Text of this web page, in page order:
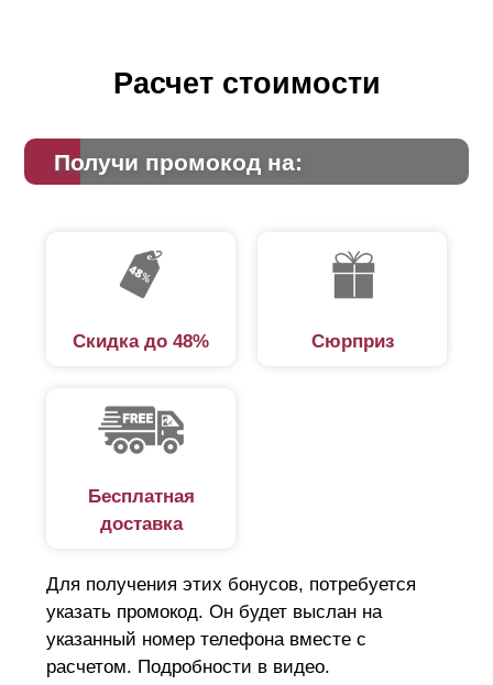
Расчет стоимости
Получи промокод на:
Скидка до 48% Сюрприз
Бесплатная
доставка
Для получения этих бонусов, потребуется
указать промокод. Он будет выслан на
указанный номер телефона вместе с
расчетом. Подробности в видео.